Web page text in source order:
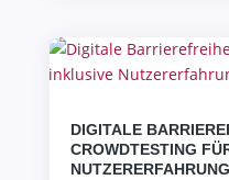
DIGITALE
CROWDTESTING